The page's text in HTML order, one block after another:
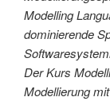
Modelling
dominierende
Der Kurs
Modellierung